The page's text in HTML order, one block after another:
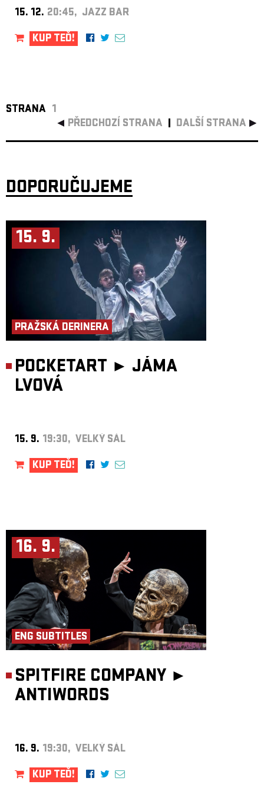
15. 12. 20:45, JAZZ BAR
KUP TEĎ!
STRANA 1
PŘEDCHOZÍ STRANA
DALŠÍ STRANA
DOPORUČUJEME
15. 9.
PRAŽSKÁ DERINERA
POCKETART ► JÁMA
LVOVÁ
15. 9. 19:30, VELKÝ SÁL
KUP TEĎ!
16. 9.
ENG SUBTITLES
SPITFIRE COMPANY ►
ANTIWORDS
16. 9. 19:30, VELKÝ SÁL
KUP TEĎ!